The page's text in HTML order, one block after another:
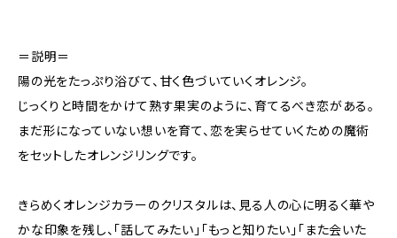
＝説明＝
陽の光をたっぷり浴びて、甘く色づいていくオレンジ。
じっくりと時間をかけて熟す果実のように、育てるべき恋がある。
まだ形になっていない想いを育て、恋を実らせていくための魔術
をセットしたオレンジリングです。
きらめくオレンジカラーのクリスタルは、見る人の心に明るく華や
かな印象を残し、「話してみたい」「もっと知りたい」「また会いた